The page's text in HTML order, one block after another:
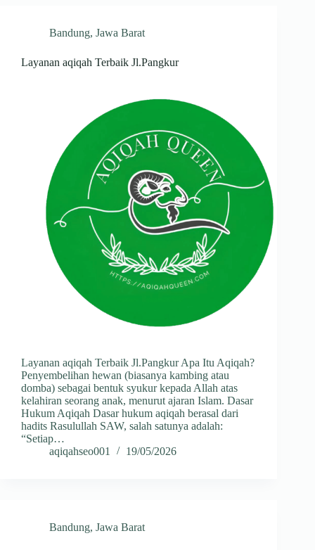
Bandung, Jawa Barat
Layanan aqiqah Terbaik Jl.Pangkur
Layanan aqiqah Terbaik Jl.Pangkur Apa Itu Aqiqah?
Penyembelihan hewan (biasanya kambing atau
domba) sebagai bentuk syukur kepada Allah atas
kelahiran seorang anak, menurut ajaran Islam. Dasar
Hukum Aqiqah Dasar hukum aqiqah berasal dari
hadits Rasulullah SAW, salah satunya adalah:
“Setiap…
aqiqahseo001
19/05/2026
Bandung, Jawa Barat